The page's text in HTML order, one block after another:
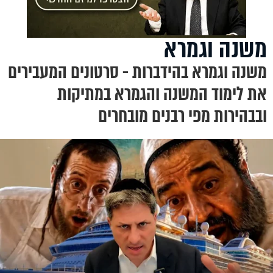
משנה וגמרא
משנה וגמרא בהידברות - סרטונים המעבירים
את לימוד המשנה והגמרא במתיקות
ובבהירות מפי רבנים מובחרים